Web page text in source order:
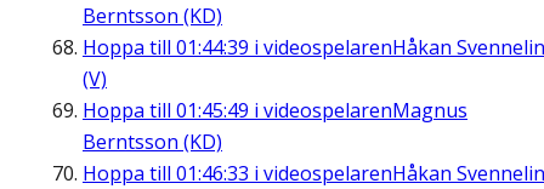
Berntsson (KD)
Hoppa till 01:44:39 i videospelarenHåkan
(V)
Hoppa till 01:45:49 i videospelarenMagnus
Berntsson (KD)
Hoppa till 01:46:33 i videospelarenHåkan